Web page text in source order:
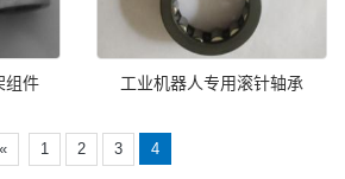
组件 工业机器人专用滚针轴承
« 1 2 3 4